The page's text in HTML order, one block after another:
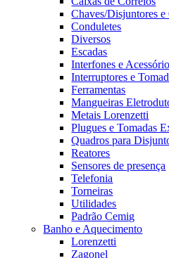
Chaves/Disjuntores e
Conduletes
Diversos
Escadas
Interfones e
Interruptores e
Ferramentas
Mangueiras
Metais Lorenzetti
Plugues e Tomadas
Quadros para
Reatores
Sensores de presença
Telefonia
Torneiras
Utilidades
Padrão Cemig
Banho e Aquecimento
Lorenzetti
Zagonel